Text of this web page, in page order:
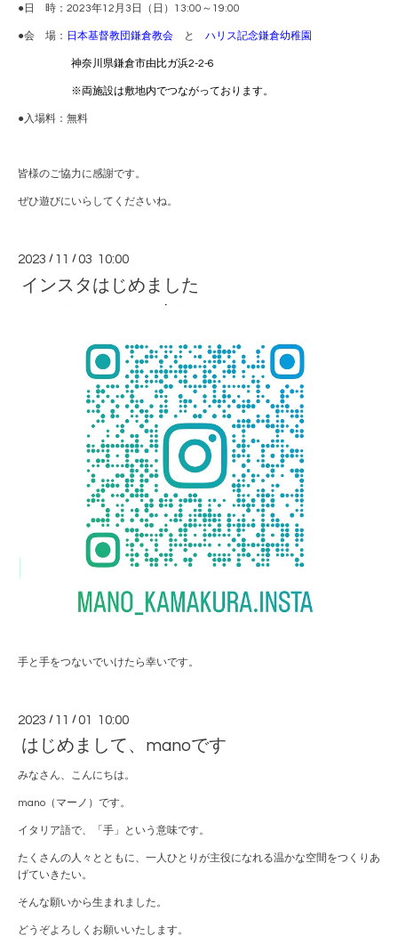
●日 時：2023年12月3日（日）13:00～19:00
●会 場： 日本基督教団鎌倉教会 と ハリス記念鎌倉幼稚園
神奈川県鎌倉市由比ガ浜2-2-6
※両施設は敷地内でつながっております。
●入場料：無料
皆様のご協力に感謝です。
ぜひ遊びにいらしてくださいね。
2023 / 11 /03 10:00
インスタはじめました
手と手をつないでいけたら幸いです。
2023 / 11 /01 10:00
はじめまして、manoです
みなさん、こんにちは。
mano（マーノ）です。
イタリア語で、「手」という意味です。
たくさんの人々とともに、一人ひとりが主役になれる温かな空間をつくりあ
げていきたい。
そんな願いから生まれました。
どうぞよろしくお願いいたします。